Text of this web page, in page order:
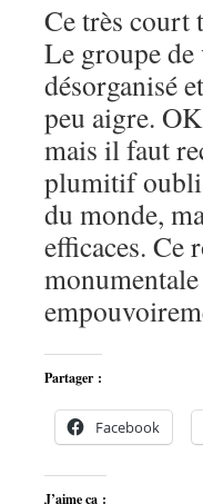
Ce très court
Le groupe
désorganisé
peu aigre.
mais il faut
plumitif
du monde,
efficaces. Ce
Partager :
Facebook
J’aime ça :